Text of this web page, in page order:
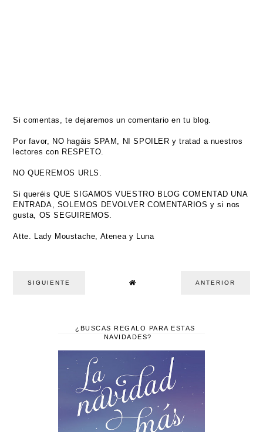
Si comentas, te dejaremos un comentario en tu blog.
Por favor, NO hagáis SPAM, NI SPOILER y tratad a nuestros
lectores con RESPETO.
NO QUEREMOS URLS.
Si queréis QUE SIGAMOS VUESTRO BLOG COMENTAD UNA
ENTRADA, SOLEMOS DEVOLVER COMENTARIOS y si nos
gusta, OS SEGUIREMOS.
Atte. Lady Moustache, Atenea y Luna
SIGUIENTE ANTERIOR
¿BUSCAS REGALO PARA ESTAS
NAVIDADES?